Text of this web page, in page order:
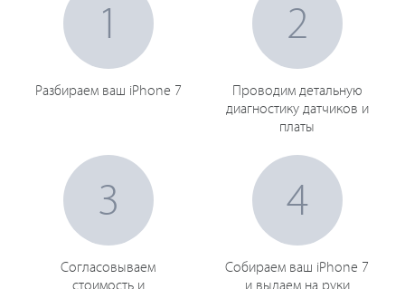
1
Разбираем ваш iPhone 7
2
Проводим детальную
диагностику датчиков и
платы
3
Согласовываем
4
Собираем ваш iPhone 7